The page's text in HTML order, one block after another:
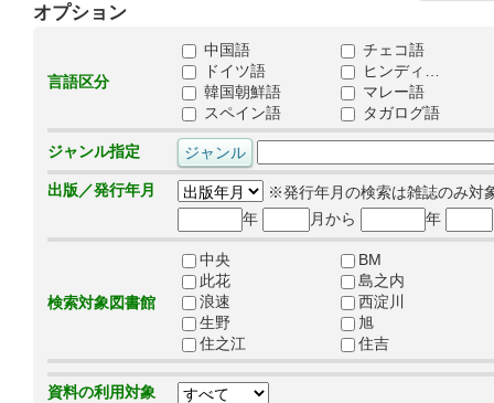
オプション
言語区分
中国語
チェコ語
ドイツ語
ヒンディ…
韓国朝鮮語
マレー語
スペイン語
タガログ語
ジャンル指定
出版／発行年月
※発行年月の検索は雑誌のみ対
年
月から 年
検索対象図書館
中央
BM
此花
島之内
浪速
西淀川
生野
旭
住之江
住吉
資料の利用対象